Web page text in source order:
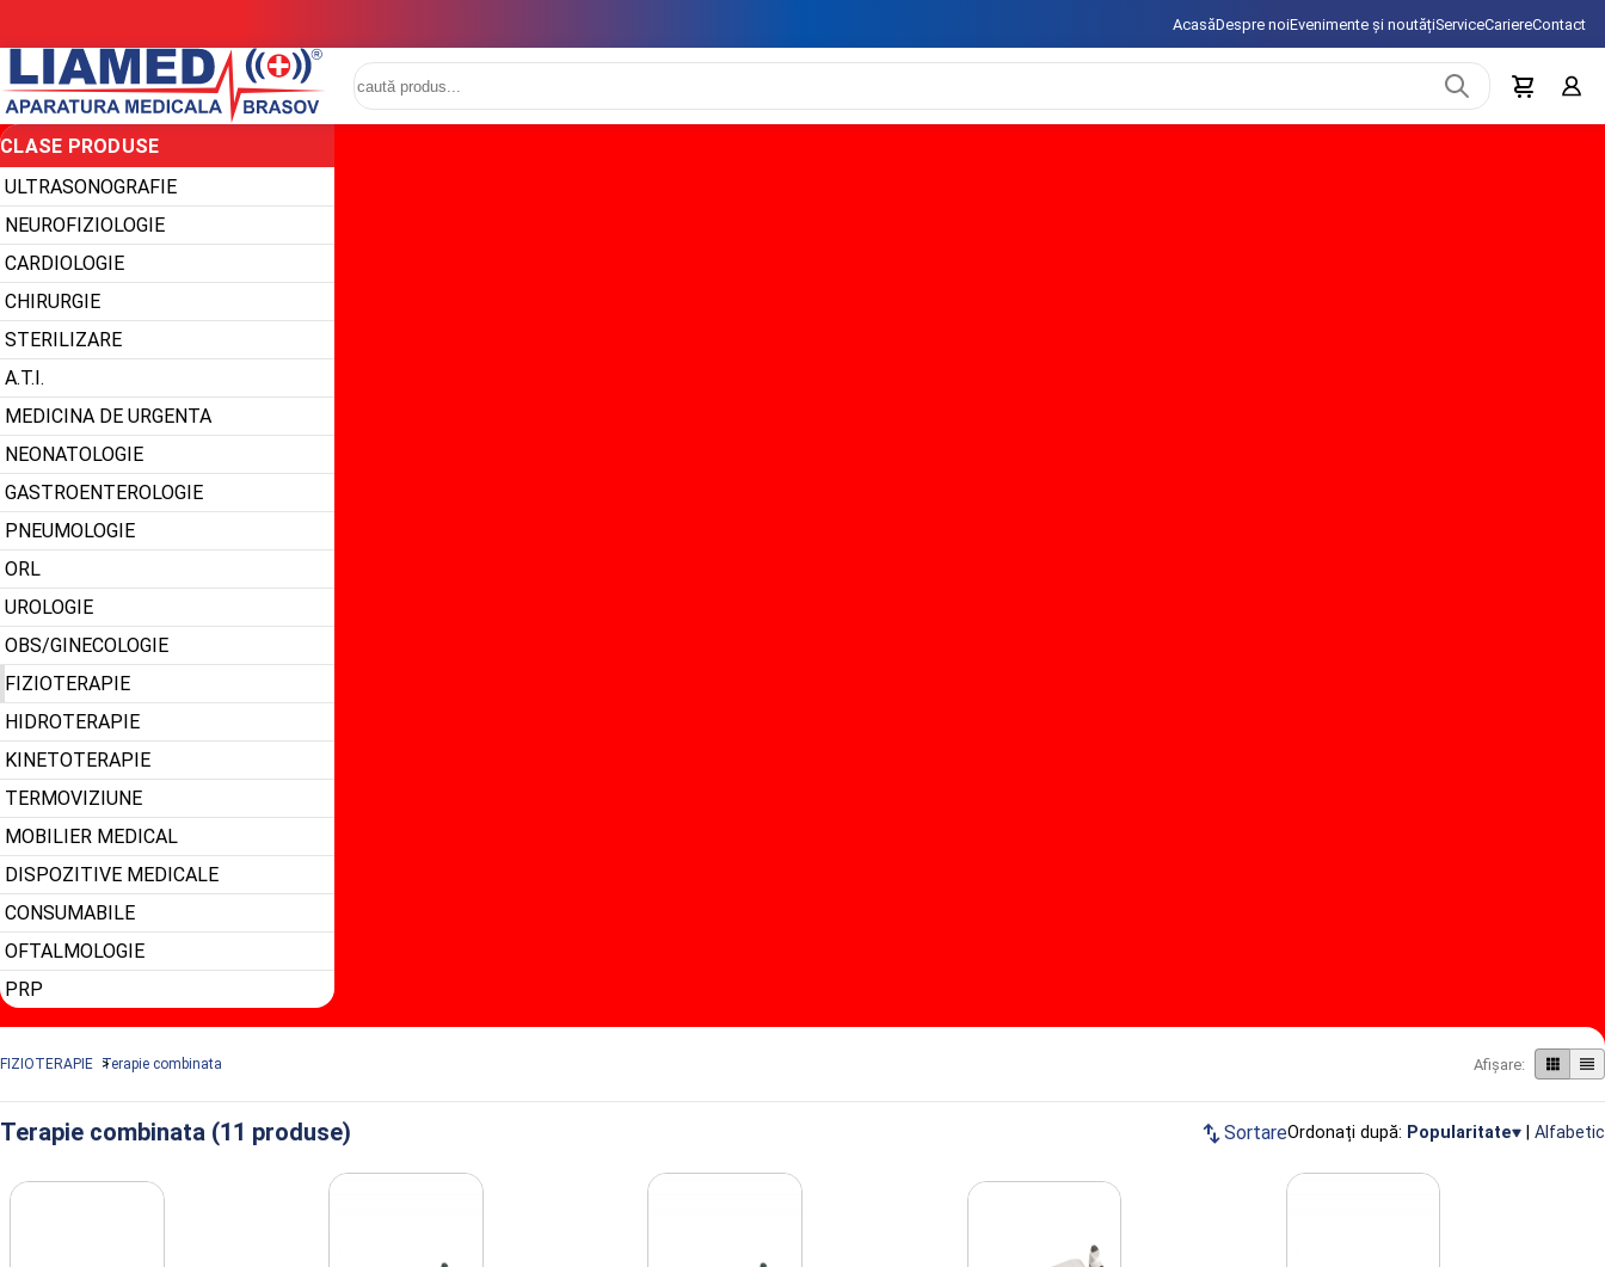
AcasăDespre noiEvenimente și noutățiServiceCariereContact
CLASE PRODUSE
ULTRASONOGRAFIE
NEUROFIZIOLOGIE
CARDIOLOGIE
CHIRURGIE
STERILIZARE
A.T.I.
MEDICINA DE URGENTA
NEONATOLOGIE
GASTROENTEROLOGIE
PNEUMOLOGIE
ORL
UROLOGIE
OBS/GINECOLOGIE
FIZIOTERAPIE
HIDROTERAPIE
KINETOTERAPIE
TERMOVIZIUNE
MOBILIER MEDICAL
DISPOZITIVE MEDICALE
CONSUMABILE
OFTALMOLOGIE
PRP
FIZIOTERAPIE Terapie combinata
Terapie combinata (11 produse) swap_vertSortareOrdonați după: Popularitate Alfabetic
Produse din clasa Terapie combinata importate si distribuite de LIAMED.